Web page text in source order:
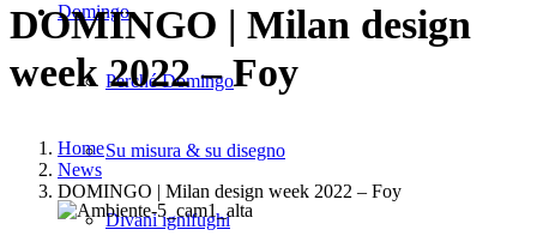
Domingo
Perché Domingo
Su misura & su disegno
Divani ignifughi
DOMINGO | Milan design
week 2022 – Foy
Home
News
DOMINGO | Milan design week 2022 – Foy